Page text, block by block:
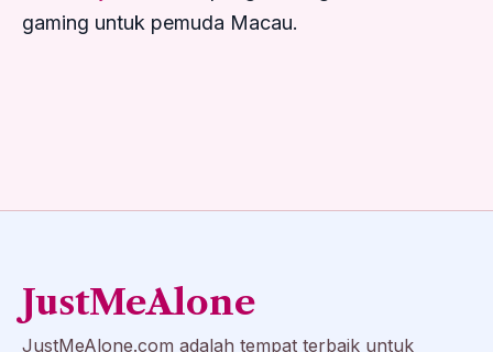
gaming untuk pemuda Macau.
JustMeAlone
JustMeAlone.com adalah tempat terbaik untuk